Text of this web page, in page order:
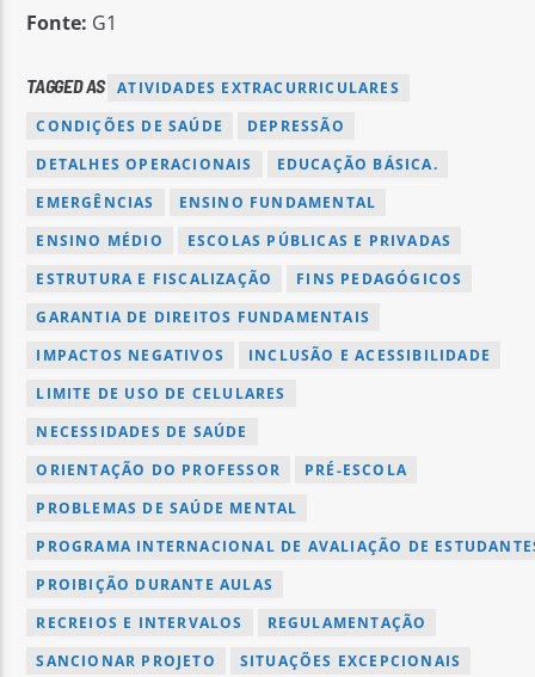
Fonte: G1
TAGGED AS ATIVIDADES EXTRACURRICULARES
CONDIÇÕES DE SAÚDE
DEPRESSÃO
DETALHES OPERACIONAIS
EDUCAÇÃO BÁSICA.
EMERGÊNCIAS
ENSINO FUNDAMENTAL
ENSINO MÉDIO
ESCOLAS PÚBLICAS E PRIVADAS
ESTRUTURA E FISCALIZAÇÃO
FINS PEDAGÓGICOS
GARANTIA DE DIREITOS FUNDAMENTAIS
IMPACTOS NEGATIVOS
INCLUSÃO E ACESSIBILIDADE
LIMITE DE USO DE CELULARES
NECESSIDADES DE SAÚDE
ORIENTAÇÃO DO PROFESSOR
PRÉ-ESCOLA
PROBLEMAS DE SAÚDE MENTAL
PROGRAMA INTERNACIONAL DE AVALIAÇÃO DE
PROIBIÇÃO DURANTE AULAS
RECREIOS E INTERVALOS
REGULAMENTAÇÃO
SANCIONAR PROJETO
SITUAÇÕES EXCEPCIONAIS